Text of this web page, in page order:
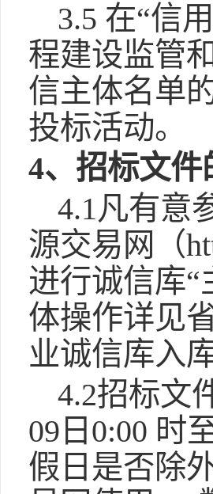
3.5 在“信
程建设监管
信主体名单
投标活动。
4、招标文件
4.1凡有意
源交易网（
进行诚信库
体操作详见
业诚信库入
4.2招标文
09日0:00 时
假日是否除